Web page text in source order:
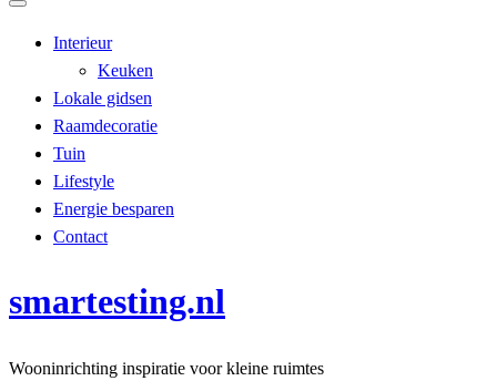
Interieur
Keuken
Lokale gidsen
Raamdecoratie
Tuin
Lifestyle
Energie besparen
Contact
smartesting.nl
Wooninrichting inspiratie voor kleine ruimtes